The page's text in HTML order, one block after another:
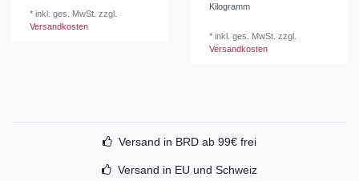
*inkl. ges. MwSt. zzgl.
Versandkosten
Kilogramm
*inkl. ges. MwSt. zzgl.
Versandkosten
Versand in BRD ab 99€ frei
Versand in EU und Schweiz